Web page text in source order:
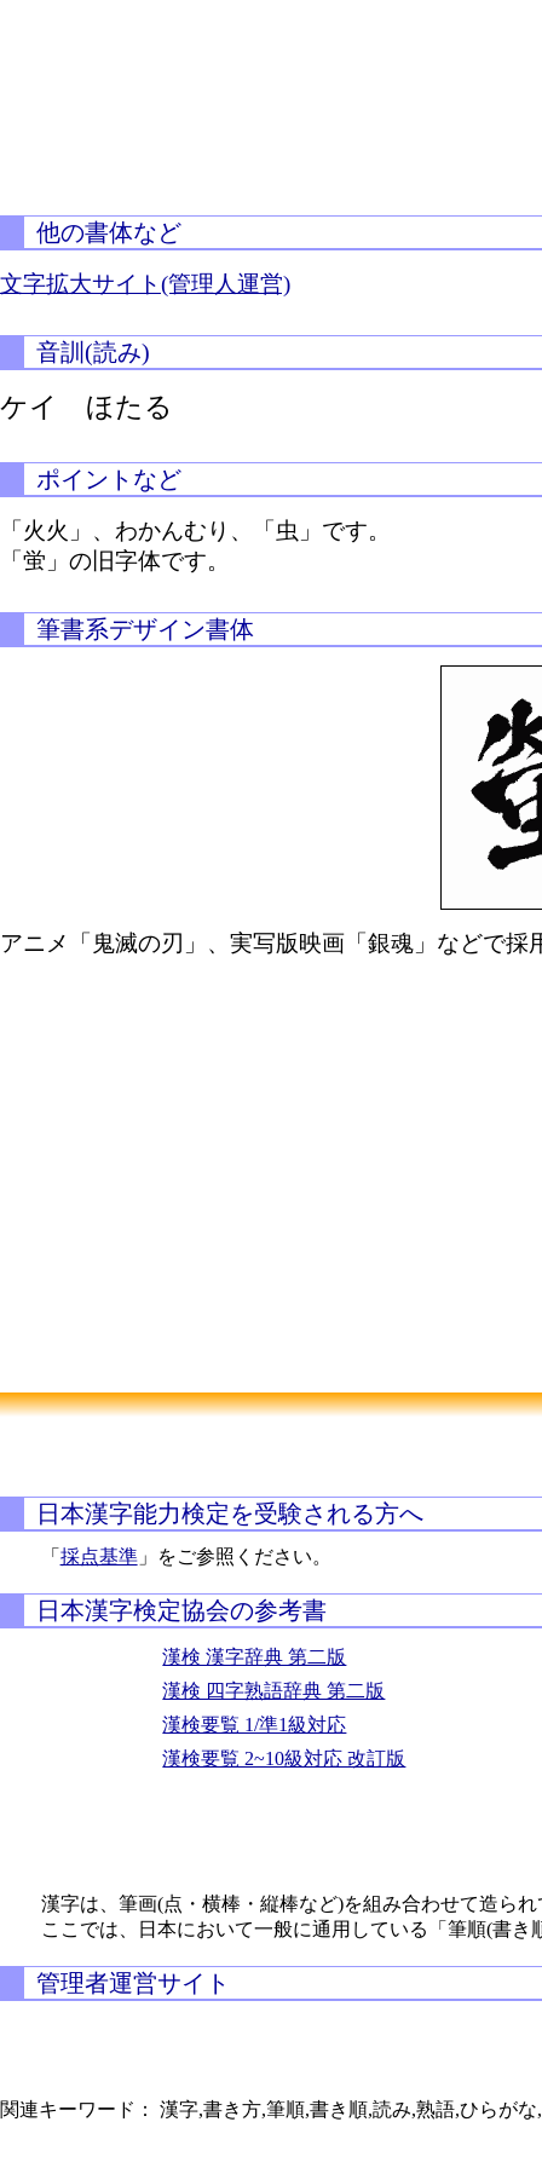
他の書体など
文字拡大サイト(管理人運営)
音訓(読み)
ケイ ほたる
ポイントなど
「火火」、わかんむり、「虫」です。
「蛍」の旧字体です。
筆書系デザイン書体
アニメ「鬼滅の刃」、実写版映画「銀魂」などで
日本漢字能力検定を受験される方へ
「 採点基準」をご参照ください。
日本漢字検定協会の参考書
漢検 漢字辞典 第二版
漢検 四字熟語辞典 第二版
漢検要覧 1/準1級対応
漢検要覧 2~10級対応 改訂版
漢字は、筆画(点・横棒・縦棒など)を組み合わせて造ら
ここでは、日本において一般に通用している「筆順(書
管理者運営サイト
関連キーワード： 漢字,書き方,筆順,書き順,読み,熟語,ひらが